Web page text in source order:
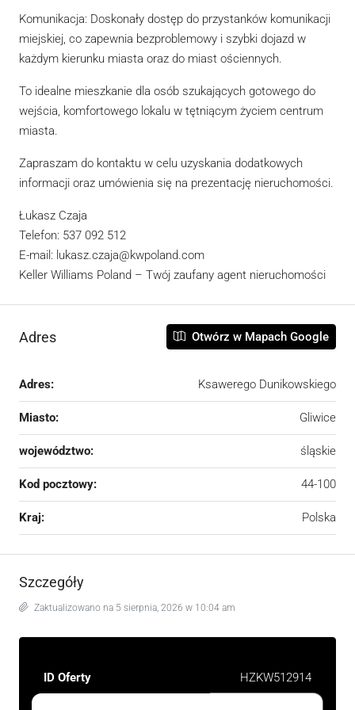
Komunikacja: Doskonały dostęp do przystanków komunikacji
miejskiej, co zapewnia bezproblemowy i szybki dojazd w
każdym kierunku miasta oraz do miast ościennych.
To idealne mieszkanie dla osób szukających gotowego do
wejścia, komfortowego lokalu w tętniącym życiem centrum
miasta.
Zapraszam do kontaktu w celu uzyskania dodatkowych
informacji oraz umówienia się na prezentację nieruchomości.
Łukasz Czaja
Telefon: 537 092 512
E-mail: lukasz.czaja@kwpoland.com
Keller Williams Poland – Twój zaufany agent nieruchomości
Adres Otwórz w Mapach Google
Adres: Ksawerego Dunikowskiego
Miasto: Gliwice
województwo: śląskie
Kod pocztowy: 44-100
Kraj: Polska
Szczegóły
Zaktualizowano na 5 sierpnia, 2026 w 10:04 am
ID Oferty HZKW512914